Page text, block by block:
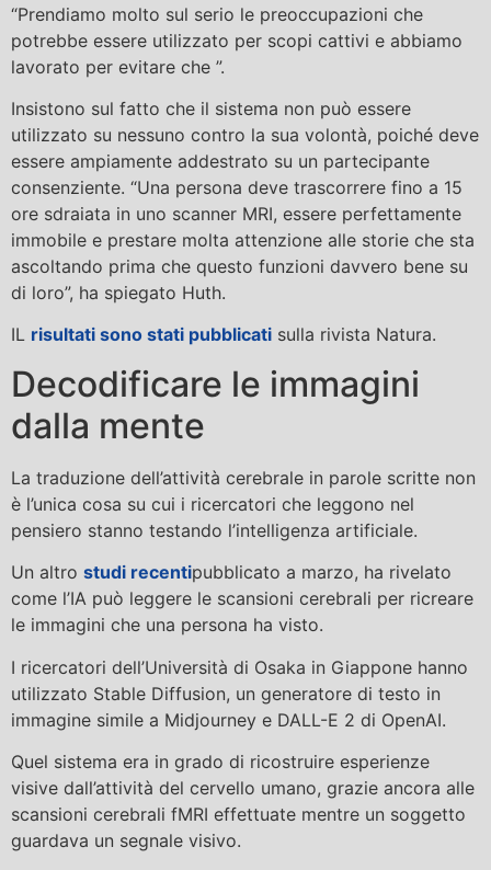
“Prendiamo molto sul serio le preoccupazioni che
potrebbe essere utilizzato per scopi cattivi e abbiamo
lavorato per evitare che ”.
Insistono sul fatto che il sistema non può essere
utilizzato su nessuno contro la sua volontà, poiché deve
essere ampiamente addestrato su un partecipante
consenziente. “Una persona deve trascorrere fino a 15
ore sdraiata in uno scanner MRI, essere perfettamente
immobile e prestare molta attenzione alle storie che sta
ascoltando prima che questo funzioni davvero bene su
di loro”, ha spiegato Huth.
IL risultati sono stati pubblicati sulla rivista Natura.
Decodificare le immagini
dalla mente
La traduzione dell’attività cerebrale in parole scritte non
è l’unica cosa su cui i ricercatori che leggono nel
pensiero stanno testando l’intelligenza artificiale.
Un altro studi recentipubblicato a marzo, ha rivelato
come l’IA può leggere le scansioni cerebrali per ricreare
le immagini che una persona ha visto.
I ricercatori dell’Università di Osaka in Giappone hanno
utilizzato Stable Diffusion, un generatore di testo in
immagine simile a Midjourney e DALL-E 2 di OpenAI.
Quel sistema era in grado di ricostruire esperienze
visive dall’attività del cervello umano, grazie ancora alle
scansioni cerebrali fMRI effettuate mentre un soggetto
guardava un segnale visivo.